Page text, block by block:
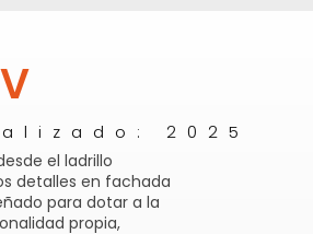
2025
el ladrillo
detalles en fachada
para dotar a la
propia,